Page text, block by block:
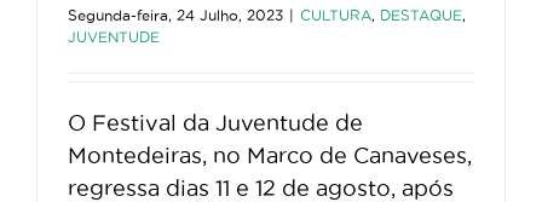
Segunda-feira, 24 Julho, 2023 CULTURA, DESTAQUE,
JUVENTUDE
O Festival da Juventude de
Montedeiras, no Marco de Canaveses,
regressa dias 11 e 12 de agosto, após